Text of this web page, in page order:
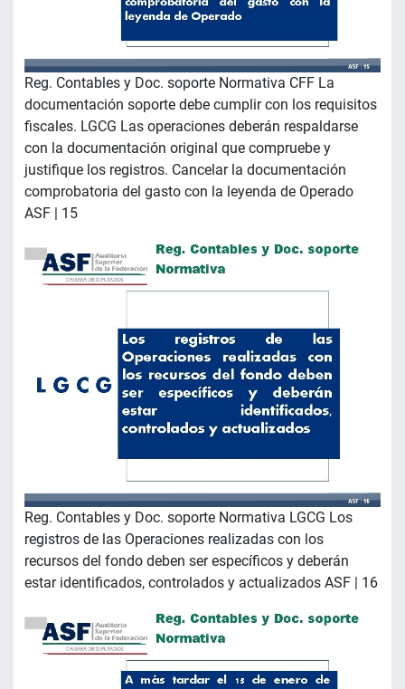
Reg. Contables y Doc. soporte Normativa CFF La
documentación soporte debe cumplir con los requisitos
fiscales. LGCG Las operaciones deberán respaldarse
con la documentación original que compruebe y
justifique los registros. Cancelar la documentación
comprobatoria del gasto con la leyenda de Operado
ASF | 15
Reg. Contables y Doc. soporte Normativa LGCG Los
registros de las Operaciones realizadas con los
recursos del fondo deben ser específicos y deberán
estar identificados, controlados y actualizados ASF | 16